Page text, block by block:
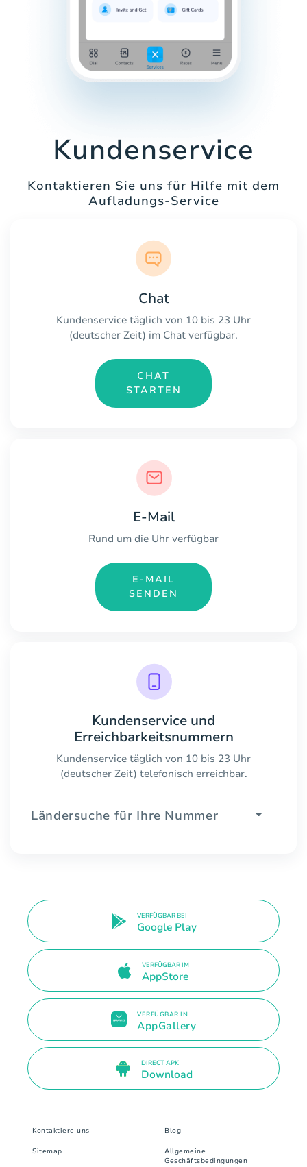
Kundenservice
Kontaktieren Sie uns für Hilfe mit dem
Aufladungs-Service
Chat
Kundenservice täglich von 10 bis 23 Uhr
(deutscher Zeit) im Chat verfügbar.
CHAT
STARTEN
E-Mail
Rund um die Uhr verfügbar
E-MAIL
SENDEN
Kundenservice und
Erreichbarkeitsnummern
Kundenservice täglich von 10 bis 23 Uhr
(deutscher Zeit) telefonisch erreichbar.
Ländersuche für Ihre Nummer
VERFÜGBAR BEI
Google Play
VERFÜGBAR IM
AppStore
VERFÜGBAR IN
AppGallery
DIRECT APK
Download
Kontaktiere uns Blog
Sitemap
Allgemeine
Geschäftsbedingungen